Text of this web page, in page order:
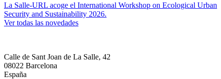
La Salle-URL acoge el International Workshop on Ecological Urban
Security and Sustainability 2026.
Ver todas las novedades
Calle de Sant Joan de La Salle, 42
08022 Barcelona
España